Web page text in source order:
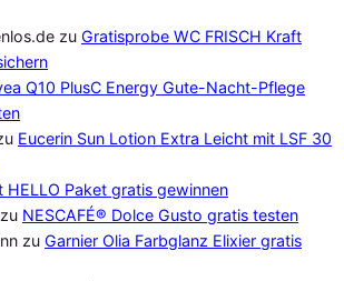
zu Gratisprobe WC FRISCH Kraft
Q10 PlusC Energy Gute-Nacht-Pflege
Eucerin Sun Lotion Extra Leicht mit LSF 30
HELLO Paket gratis gewinnen
zu NESCAFÉ® Dolce Gusto gratis testen
zu Garnier Olia Farbglanz Elixier gratis